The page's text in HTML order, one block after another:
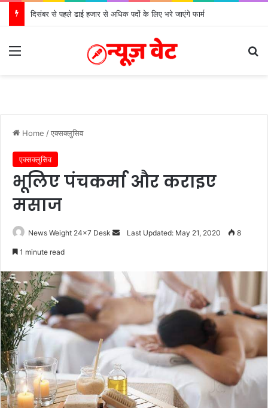
दिसंबर से पहले ढाई हजार से अधिक पदों के लिए भरे जाएंगे फार्म
Menu
Home /एक्सक्लुसिव
एक्सक्लुसिव
भूलिए पंचकर्मा और कराइए
मसाज
News Weight 24x7 Desk
SendLast Updated: May 21, 2020 8
1 minute read